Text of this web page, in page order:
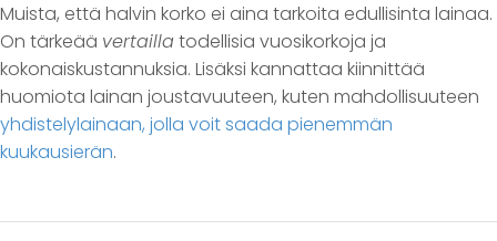
Muista, että halvin korko ei aina tarkoita edullisinta lainaa.
On tärkeää vertaillatodellisia vuosikorkoja ja
kokonaiskustannuksia. Lisäksi kannattaa kiinnittää
huomiota lainan joustavuuteen, kuten mahdollisuuteen
yhdistelylainaan, jolla voit saada pienemmän
kuukausierän.